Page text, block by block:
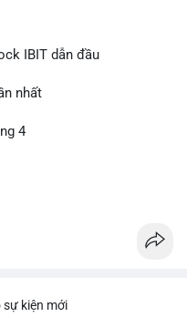
IBIT dẫn đầu
nhất
4
kiện mới